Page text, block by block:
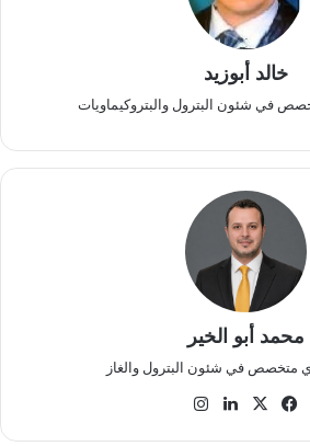
خالد أبوزيد
في شئون البترول والبتروكيماويات
محمد أبو الخير
متخصص في شئون البترول والغاز
فيسبوك
‫X لينكدإن